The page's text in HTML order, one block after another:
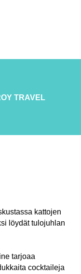
TRAVEL
kattojen
löydät tulojuhlan
tarjoaa
cocktaileja